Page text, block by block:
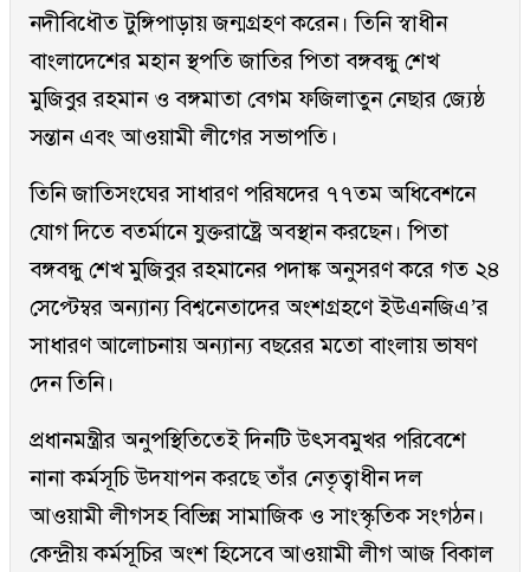
নদীবিধৌত টুঙ্গিপাড়ায় জন্মগ্রহণ করেন। তিনি স্বাধীন
বাংলাদেশের মহান স্থপতি জাতির পিতা বঙ্গবন্ধু শেখ
মুজিবুর রহমান ও বঙ্গমাতা বেগম ফজিলাতুন নেছার জ্যেষ্ঠ
সন্তান এবং আওয়ামী লীগের সভাপতি।
তিনি জাতিসংঘের সাধারণ পরিষদের ৭৭তম অধিবেশনে
যোগ দিতে বতর্মানে যুক্তরাষ্ট্রে অবস্থান করছেন। পিতা
বঙ্গবন্ধু শেখ মুজিবুর রহমানের পদাঙ্ক অনুসরণ করে গত ২৪
সেপ্টেম্বর অন্যান্য বিশ্বনেতাদের অংশগ্রহণে ইউএনজিএ’র
সাধারণ আলোচনায় অন্যান্য বছরের মতো বাংলায় ভাষণ
দেন তিনি।
প্রধানমন্ত্রীর অনুপস্থিতিতেই দিনটি উৎসবমুখর পরিবেশে
নানা কর্মসূচি উদযাপন করছে তাঁর নেতৃত্বাধীন দল
আওয়ামী লীগসহ বিভিন্ন সামাজিক ও সাংস্কৃতিক সংগঠন।
কেন্দ্রীয় কর্মসূচির অংশ হিসেবে আওয়ামী লীগ আজ বিকাল